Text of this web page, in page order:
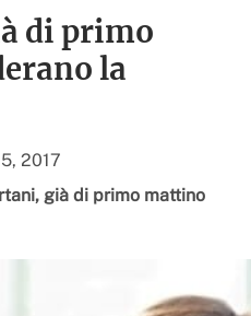
di primo
la
2017
già di primo mattino